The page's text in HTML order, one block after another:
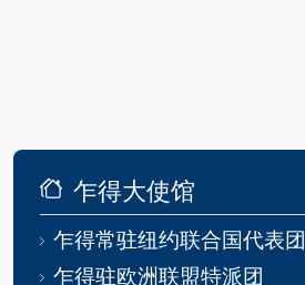
乍得大使馆
乍得常驻纽约联合国代表团
乍得驻欧洲联盟特派团